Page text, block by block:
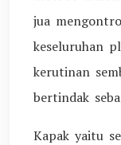
jua
keseluruhan
kerutinan
bertindak
Kapak yaitu